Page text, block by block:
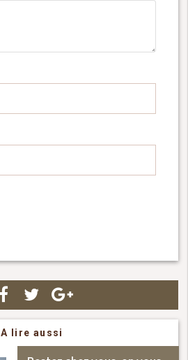
A lire aussi